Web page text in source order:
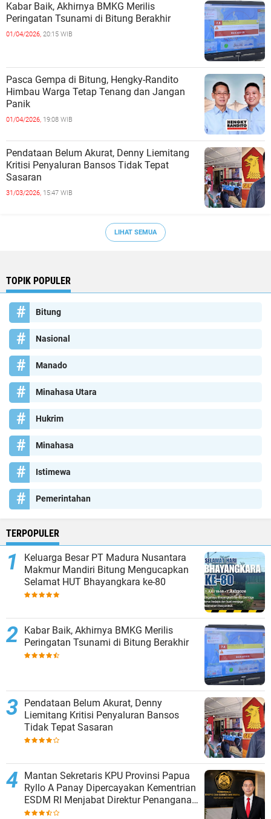
Kabar Baik, Akhirnya BMKG Merilis
Peringatan Tsunami di Bitung Berakhir
01/04/2026, 20:15 WIB
Pasca Gempa di Bitung, Hengky-Randito
Himbau Warga Tetap Tenang dan Jangan
Panik
01/04/2026, 19:08 WIB
Pendataan Belum Akurat, Denny Liemitang
Kritisi Penyaluran Bansos Tidak Tepat
Sasaran
31/03/2026, 15:47 WIB
LIHAT SEMUA
TOPIK POPULER
Bitung
Nasional
Manado
Minahasa Utara
Hukrim
Minahasa
Istimewa
Pemerintahan
TERPOPULER
Keluarga Besar PT Madura Nusantara
Makmur Mandiri Bitung Mengucapkan
Selamat HUT Bhayangkara ke-80
Kabar Baik, Akhirnya BMKG Merilis
Peringatan Tsunami di Bitung Berakhir
Pendataan Belum Akurat, Denny
Liemitang Kritisi Penyaluran Bansos
Tidak Tepat Sasaran
Mantan Sekretaris KPU Provinsi Papua
Ryllo A Panay Dipercayakan Kementrian
ESDM RI Menjabat Direktur Penanganan
Aset Barang Bukti